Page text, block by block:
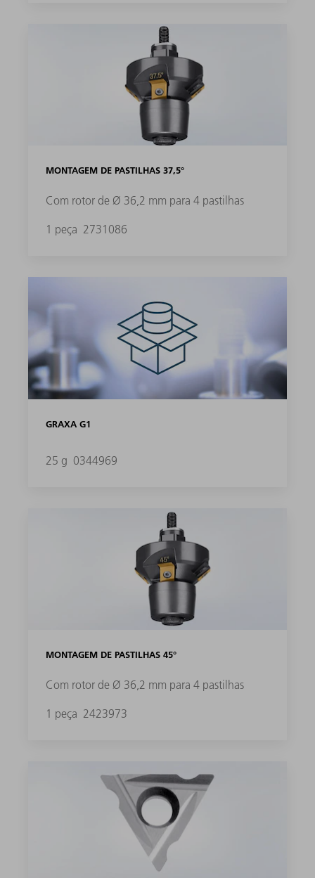
MONTAGEM DE PASTILHAS 37,5°
Com rotor de Ø 36,2 mm para 4 pastilhas
1 peça 2731086
GRAXA G1
25 g 0344969
MONTAGEM DE PASTILHAS 45°
Com rotor de Ø 36,2 mm para 4 pastilhas
1 peça 2423973